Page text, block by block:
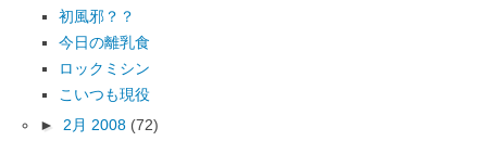
初風邪？？
今日の離乳食
ロックミシン
こいつも現役
► 2月 2008 (72)